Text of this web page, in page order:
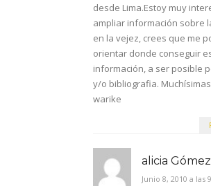
desde Lima.Estoy muy
ampliar información sobre
en la vejez, crees que me
orientar donde conseguir
información, a ser posible
y/o bibliografia.
warike
alicia Gómez
Junio 8, 2010 a las